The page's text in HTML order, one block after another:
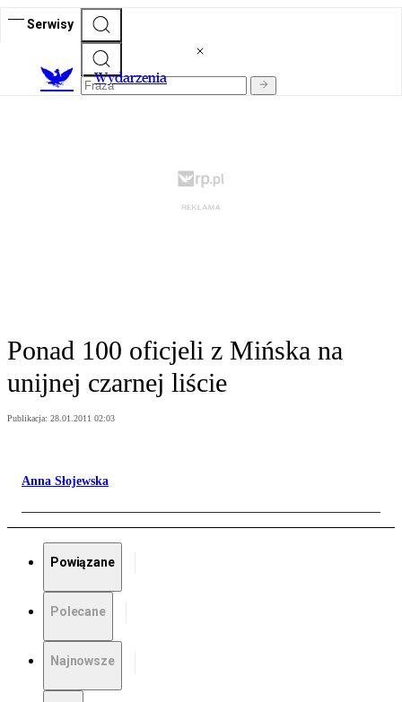
Serwisy
Wydarzenia
Ponad 100 oficjeli z Mińska na
unijnej czarnej liście
Publikacja: 28.01.2011 02:03
Anna Słojewska
Powiązane
Polecane
Najnowsze